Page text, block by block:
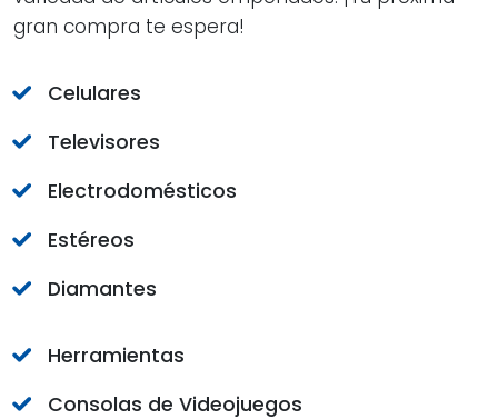
gran compra te espera!
Celulares
Televisores
Electrodomésticos
Estéreos
Diamantes
Herramientas
Consolas de Videojuegos